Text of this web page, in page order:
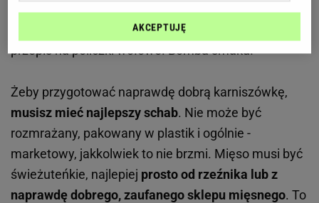
Zwyciężczyni MasterChefa pokazała
przepis na policzki wołowe. Bomba smaku!
Żeby przygotować naprawdę dobrą karniszówkę,
musisz mieć najlepszy schab. Nie może być
rozmrażany, pakowany w plastik i ogólnie -
marketowy, jakkolwiek to nie brzmi. Mięso musi być
świeżuteńkie, najlepiej prosto od rzeźnika lub z
naprawdę dobrego, zaufanego sklepu mięsnego. To
AKCEPTUJĘ